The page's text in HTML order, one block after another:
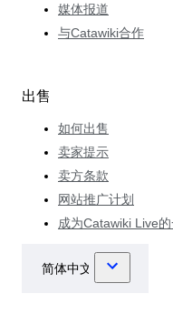
媒体报道
与Catawiki合作
出售
如何出售
卖家提示
卖方条款
网站推广计划
成为Catawiki Live